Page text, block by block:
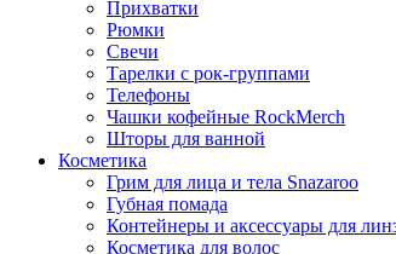
Прихватки
Рюмки
Свечи
Тарелки с рок-группами
Телефоны
Чашки кофейные RockMerch
Шторы для ванной
Косметика
Грим для лица и тела Snazaroo
Губная помада
Контейнеры и аксессуары для
Косметика для волос